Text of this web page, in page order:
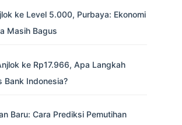
ke Level 5.000, Purbaya: Ekonomi
Masih Bagus
ke Rp17.966, Apa Langkah
Bank Indonesia?
Baru: Cara Prediksi Pemutihan